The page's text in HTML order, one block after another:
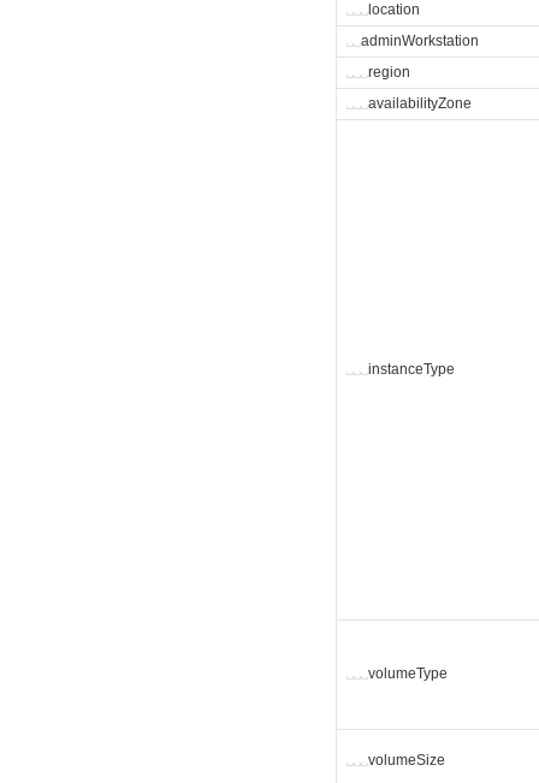
␣␣␣ location
␣␣adminWorkstation
␣␣␣region
␣␣␣availabilityZone
␣␣␣instanceType
␣␣␣volumeType
␣␣␣volumeSize